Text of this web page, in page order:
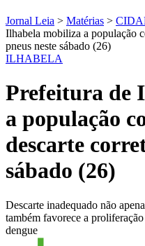
Jornal Leia > Matérias >
Ilhabela mobiliza a população
pneus neste sábado (26)
ILHABELA
Prefeitura de
a população
descarte
sábado (26)
Descarte inadequado não
também favorece a
dengue